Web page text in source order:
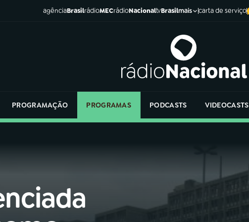
agênciaBrasilrádioMECrádioNacionaltvBrasilmais carta de serviço
PROGRAMAÇÃO PROGRAMAS PODCASTS VIDEOCASTS